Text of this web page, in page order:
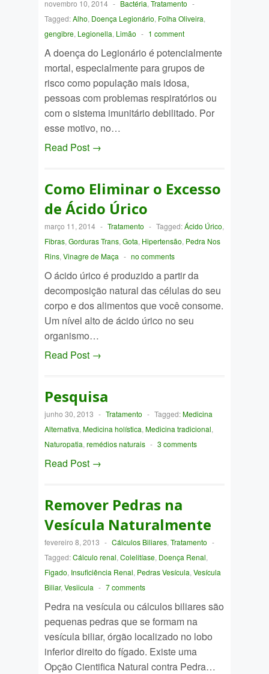
novembro 10, 2014 - Bactéria, Tratamento -
Tagged:Alho, Doença Legionário, Folha Oliveira,
gengibre, Legionella, Limão - 1 comment
A doença do Legionário é potencialmente
mortal, especialmente para grupos de
risco como população mais idosa,
pessoas com problemas respiratórios ou
com o sistema imunitário debilitado. Por
esse motivo, no…
Read Post →
Como Eliminar o Excesso
de Ácido Úrico
março 11, 2014 - Tratamento - Tagged:Ácido Úrico,
Fibras, Gorduras Trans, Gota, Hipertensão, Pedra Nos
Rins, Vinagre de Maça - no comments
O ácido úrico é produzido a partir da
decomposição natural das células do seu
corpo e dos alimentos que você consome.
Um nível alto de ácido úrico no seu
organismo…
Read Post →
Pesquisa
junho 30, 2013 - Tratamento - Tagged:Medicina
Alternativa, Medicina holística, Medicina tradicional,
Naturopatia, remédios naturais - 3 comments
Read Post →
Remover Pedras na
Vesícula Naturalmente
fevereiro 8, 2013 - Cálculos Biliares, Tratamento -
Tagged:Cálculo renal, Colelitíase, Doença Renal,
Figado, Insuficiência Renal, Pedras Vesícula, Vesícula
Biliar, Vesiicula - 7 comments
Pedra na vesícula ou cálculos biliares são
pequenas pedras que se formam na
vesícula biliar, órgão localizado no lobo
inferior direito do fígado. Existe uma
Opção Cientifica Natural contra Pedra…